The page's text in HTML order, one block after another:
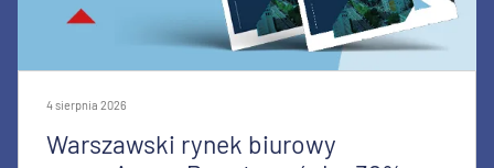
4 sierpnia 2026
Warszawski rynek biurowy